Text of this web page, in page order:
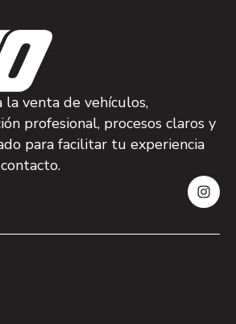
la venta de vehículos,
profesional, procesos claros y
para facilitar tu experiencia